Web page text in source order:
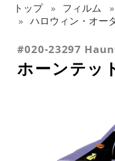
トップ フィルム
ハロウィン・オー
#020-23297
ホーンテッ